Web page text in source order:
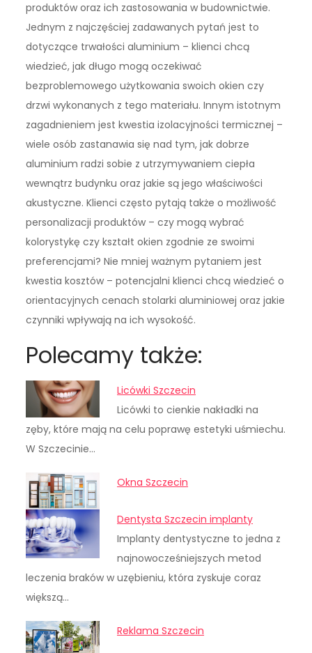
produktów oraz ich zastosowania w budownictwie.
Jednym z najczęściej zadawanych pytań jest to
dotyczące trwałości aluminium – klienci chcą
wiedzieć, jak długo mogą oczekiwać
bezproblemowego użytkowania swoich okien czy
drzwi wykonanych z tego materiału. Innym istotnym
zagadnieniem jest kwestia izolacyjności termicznej –
wiele osób zastanawia się nad tym, jak dobrze
aluminium radzi sobie z utrzymywaniem ciepła
wewnątrz budynku oraz jakie są jego właściwości
akustyczne. Klienci często pytają także o możliwość
personalizacji produktów – czy mogą wybrać
kolorystykę czy kształt okien zgodnie ze swoimi
preferencjami? Nie mniej ważnym pytaniem jest
kwestia kosztów – potencjalni klienci chcą wiedzieć o
orientacyjnych cenach stolarki aluminiowej oraz jakie
czynniki wpływają na ich wysokość.
Polecamy także:
Licówki Szczecin
Licówki to cienkie nakładki na
zęby, które mają na celu poprawę estetyki uśmiechu.
W Szczecinie…
Okna Szczecin
Dentysta Szczecin implanty
Implanty dentystyczne to jedna z
najnowocześniejszych metod
leczenia braków w uzębieniu, która zyskuje coraz
większą…
Reklama Szczecin